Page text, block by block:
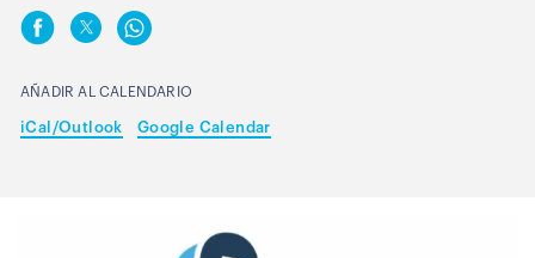
AÑADIR AL CALENDARIO
iCal/Outlook Google Calendar